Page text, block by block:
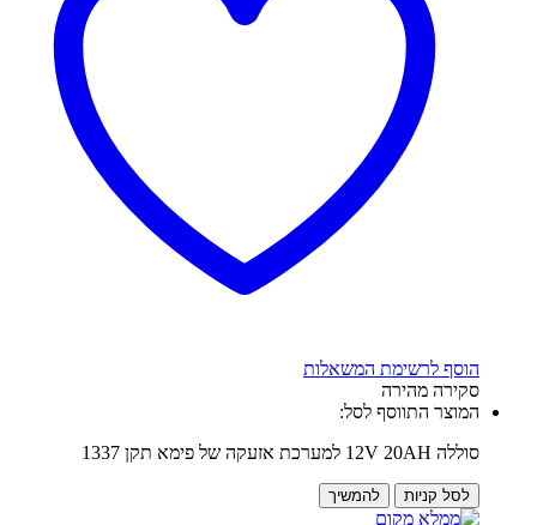
הוסף לרשימת המשאלות
סקירה מהירה
המוצר התווסף לסל:
סוללה 12V 20AH למערכת אזעקה של פימא תקן 1337
לסל קניות להמשיך